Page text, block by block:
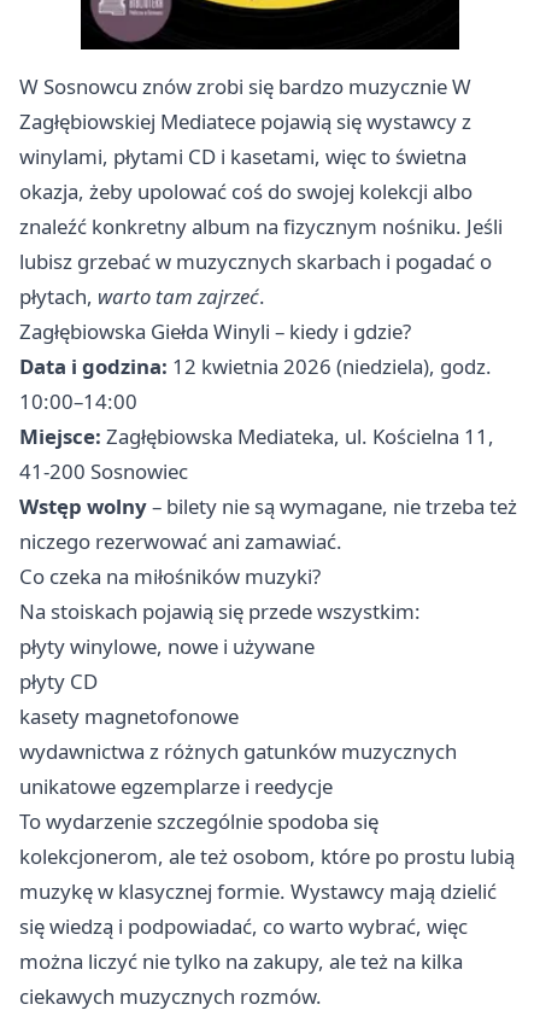
W Sosnowcu znów zrobi się bardzo muzycznie W
Zagłębiowskiej Mediatece pojawią się wystawcy z
winylami, płytami CD i kasetami, więc to świetna
okazja, żeby upolować coś do swojej kolekcji albo
znaleźć konkretny album na fizycznym nośniku. Jeśli
lubisz grzebać w muzycznych skarbach i pogadać o
płytach, warto tam zajrzeć.
Zagłębiowska Giełda Winyli – kiedy i gdzie?
Data i godzina: 12 kwietnia 2026 (niedziela), godz.
10:00–14:00
Miejsce: Zagłębiowska Mediateka, ul. Kościelna 11,
41-200 Sosnowiec
Wstęp wolny– bilety nie są wymagane, nie trzeba też
niczego rezerwować ani zamawiać.
Co czeka na miłośników muzyki?
Na stoiskach pojawią się przede wszystkim:
płyty winylowe, nowe i używane
płyty CD
kasety magnetofonowe
wydawnictwa z różnych gatunków muzycznych
unikatowe egzemplarze i reedycje
To wydarzenie szczególnie spodoba się
kolekcjonerom, ale też osobom, które po prostu lubią
muzykę w klasycznej formie. Wystawcy mają dzielić
się wiedzą i podpowiadać, co warto wybrać, więc
można liczyć nie tylko na zakupy, ale też na kilka
ciekawych muzycznych rozmów.